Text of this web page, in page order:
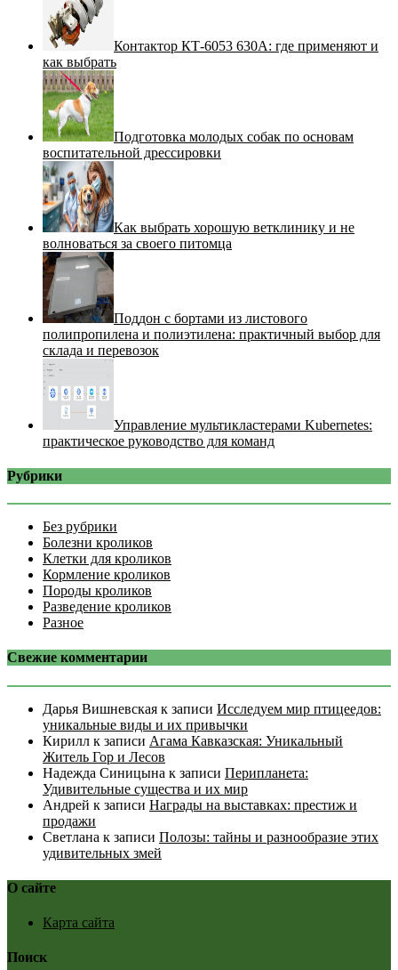
Контактор КТ-6053 630А: где применяют и
как выбрать
Подготовка молодых собак по основам
воспитательной дрессировки
Как выбрать хорошую ветклинику и не
волноваться за своего питомца
Поддон с бортами из листового
полипропилена и полиэтилена: практичный выбор для
склада и перевозок
Управление мультикластерами Kubernetes:
практическое руководство для команд
Рубрики
Без рубрики
Болезни кроликов
Клетки для кроликов
Кормление кроликов
Породы кроликов
Разведение кроликов
Разное
Свежие комментарии
Дарья Вишневская к записи Исследуем мир птицеедов:
уникальные виды и их привычки
Кирилл к записи Агама Кавказская: Уникальный
Житель Гор и Лесов
Надежда Синицына к записи Перипланета:
Удивительные существа и их мир
Андрей к записи Награды на выставках: престиж и
продажи
Светлана к записи Полозы: тайны и разнообразие этих
удивительных змей
О сайте
Карта сайта
Поиск